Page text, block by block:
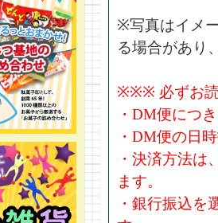
※写真はイメ
る場合があり
※※※ 必ずお
・DM便につ
・DM便の日
・決済方法は
ます。
・銀行振込を